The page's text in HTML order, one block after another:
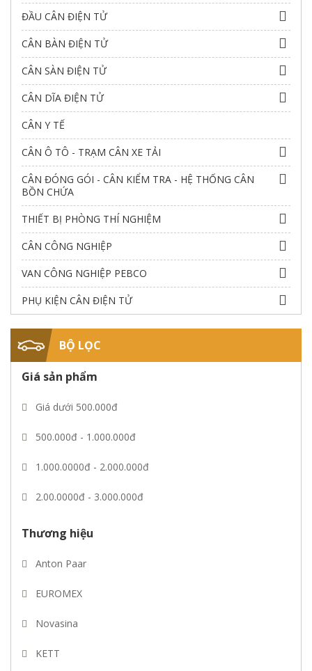
ĐẦU CÂN ĐIỆN TỬ
CÂN BÀN ĐIỆN TỬ
CÂN SÀN ĐIỆN TỬ
CÂN DĨA ĐIỆN TỬ
CÂN Y TẾ
CÂN Ô TÔ - TRẠM CÂN XE TẢI
CÂN ĐÓNG GÓI - CÂN KIỂM TRA - HỆ THỐNG CÂN
BỒN CHỨA
THIẾT BỊ PHÒNG THÍ NGHIỆM
CÂN CÔNG NGHIỆP
VAN CÔNG NGHIỆP PEBCO
PHỤ KIỆN CÂN ĐIỆN TỬ
BỘ LỌC
Giá sản phẩm
Giá dưới 500.000đ
500.000đ - 1.000.000đ
1.000.0000đ - 2.000.000đ
2.00.0000đ - 3.000.000đ
3.00.0000đ - 5.000.000đ
Thương hiệu
Anton Paar
EUROMEX
Novasina
KETT